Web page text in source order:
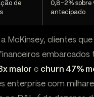
de
0,8-2% sobre
antecipado
McKinsey, clientes que
embarcados
maior e churn 47%
enterprise com